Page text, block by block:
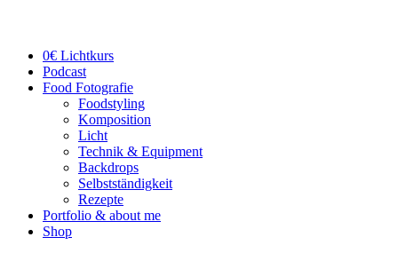
0€ Lichtkurs
Podcast
Food Fotografie
Foodstyling
Komposition
Licht
Technik & Equipment
Backdrops
Selbstständigkeit
Rezepte
Portfolio & about me
Shop